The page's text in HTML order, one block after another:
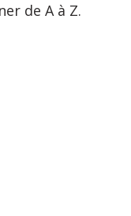
de A à Z.